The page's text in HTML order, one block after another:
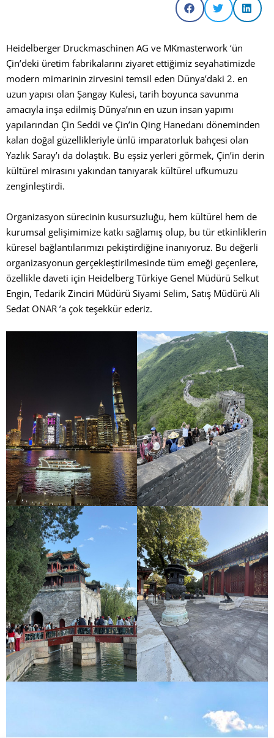
Heidelberger Druckmaschinen AG ve MKmasterwork ‘ün
Çin’deki üretim fabrikalarını ziyaret ettiğimiz seyahatimizde
modern mimarinin zirvesini temsil eden Dünya’daki 2. en
uzun yapısı olan Şangay Kulesi, tarih boyunca savunma
amacıyla inşa edilmiş Dünya’nın en uzun insan yapımı
yapılarından Çin Seddi ve Çin’in Qing Hanedanı döneminden
kalan doğal güzellikleriyle ünlü imparatorluk bahçesi olan
Yazlık Saray’ı da dolaştık. Bu eşsiz yerleri görmek, Çin’in derin
kültürel mirasını yakından tanıyarak kültürel ufkumuzu
zenginleştirdi.
Organizasyon sürecinin kusursuzluğu, hem kültürel hem de
kurumsal gelişimimize katkı sağlamış olup, bu tür etkinliklerin
küresel bağlantılarımızı pekiştirdiğine inanıyoruz. Bu değerli
organizasyonun gerçekleştirilmesinde tüm emeği geçenlere,
özellikle daveti için Heidelberg Türkiye Genel Müdürü Selkut
Engin, Tedarik Zinciri Müdürü Siyami Selim, Satış Müdürü Ali
Sedat ONAR ’a çok teşekkür ederiz.